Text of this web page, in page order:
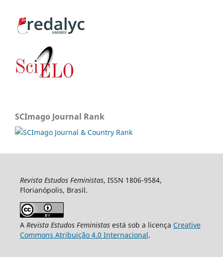
SCImago Journal Rank
Revista Estudos Feministas, ISSN 1806-9584,
Florianópolis, Brasil.
A Revista Estudos Feministasestá sob a licença Creative
Commons Atribuição 4.0 Internacional.